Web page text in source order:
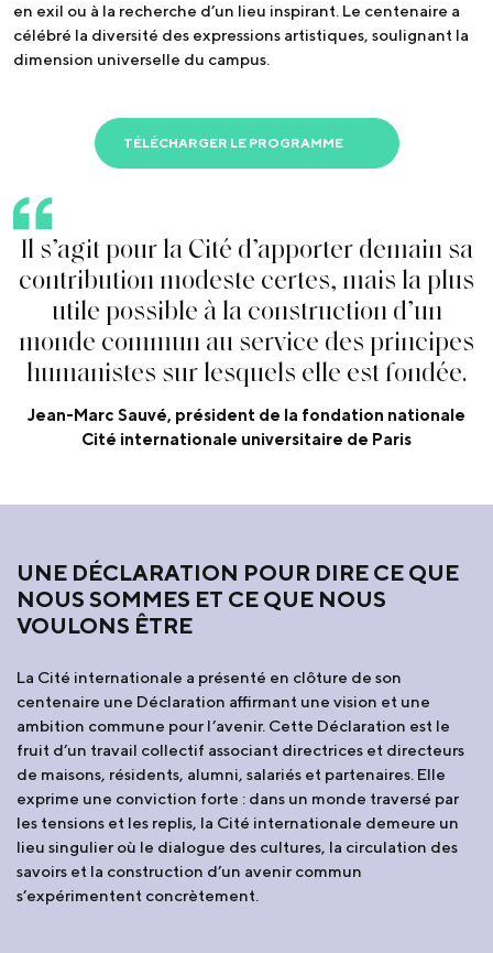
en exil ou à la recherche d’un lieu inspirant. Le centenaire a
célébré la diversité des expressions artistiques, soulignant la
dimension universelle du campus.
TÉLÉCHARGER LE PROGRAMME
Il s’agit pour la Cité d’apporter demain sa
contribution modeste certes, mais laplus
utile possible à la construction d’un
monde commun au service des principes
humanistes surlesquels elle estfondée.
Jean-Marc Sauvé, président de la fondation nationale
Cité internationale universitaire de Paris
UNE DÉCLARATION POUR DIRE CE QUE
NOUS SOMMES ET CE QUE NOUS
VOULONS ÊTRE
La Cité internationale a présenté en clôture de son
centenaire une Déclaration affirmant une vision et une
ambition commune pour l’avenir. Cette Déclaration est le
fruit d’un travail collectif associant directrices et directeurs
de maisons, résidents, alumni, salariés et partenaires. Elle
exprime une conviction forte : dans un monde traversé par
les tensions et les replis, la Cité internationale demeure un
lieu singulier où le dialogue des cultures, la circulation des
savoirs et la construction d’un avenir commun
s’expérimentent concrètement.